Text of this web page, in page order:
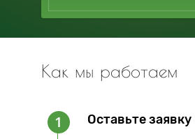
Как мы работаем
1 Оставьте заявку